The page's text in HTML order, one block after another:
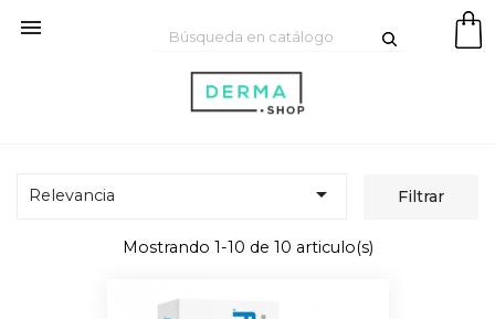

Relevancia  Filtrar
Mostrando 1-10 de 10 articulo(s)